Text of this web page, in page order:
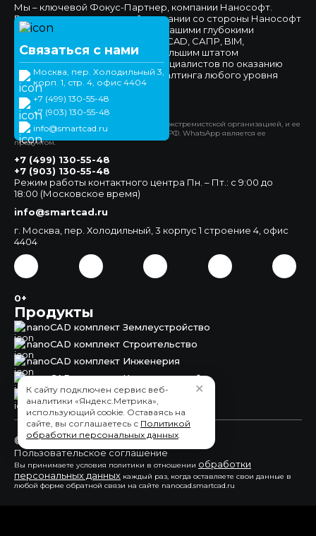
Связаться с нами
Москва, пер. Холодильный 3,
корп. 1, стр. 4, офис 4404
+7 (499) 130-55-48
+7 (903) 130-55-48
info@smartcad.ru
Мы – ключевой Фокус-Партнер, компании Нанософт.
Высокое доверие к нашей компании со стороны Нанософт
и наших клиентов обеспечено нашими глубокими
компетенциями в области nanoCAD, САПР, BIM,
импортозамещения, а также большим штатом
высококвалифицированных специалистов по оказанию
технической поддержки и консалтинга любого уровня
сложности.
Официальный сайт
*Компания Meta Platforms Inc. признана экстремистской организацией, и ее
деятельность запрещена на территории РФ. WhatsApp является ее
продуктом.
Продукты
nanoCAD комплект Землеустройство
nanoCAD комплект Строительство
nanoCAD комплект Инженерия
nanoCAD комплект Корпоративный
nanoCAD Землеустройство
+7 (499) 130-55-48
+7 (903) 130-55-48
Режим работы контактного центра Пн. – Пт.: с 9:00 до
18:00 (Московское время)
info@smartcad.ru
г. Москва, пер. Холодильный, 3 корпус 1 строение 4, офис
4404
0+
© 2015 - 2026 ООО "СмартКАД"
Пользовательское соглашение
Вы принимаете условия политики в отношении обработки
персональных данных каждый раз, когда оставляете свои данные в
любой форме обратной связи на сайте nanocad.smartcad.ru
К сайту подключен сервис веб-
аналитики «Яндекс.Метрика»,
использующий cookie. Оставаясь на
сайте, вы соглашаетесь с Политикой
обработки персональных данных.
✕